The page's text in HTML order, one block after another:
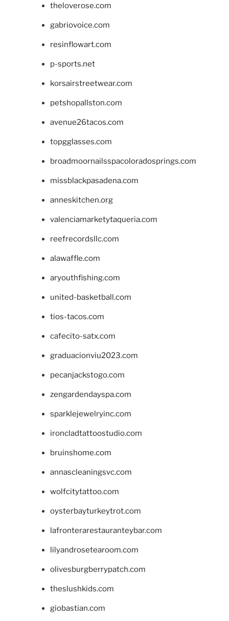
theloverose.com
gabriovoice.com
resinflowart.com
p-sports.net
korsairstreetwear.com
petshopallston.com
avenue26tacos.com
topgglasses.com
broadmoornailsspacoloradosprings.com
missblackpasadena.com
anneskitchen.org
valenciamarketytaqueria.com
reefrecordsllc.com
alawaffle.com
aryouthfishing.com
united-basketball.com
tios-tacos.com
cafecito-satx.com
graduacionviu2023.com
pecanjackstogo.com
zengardendayspa.com
sparklejewelryinc.com
ironcladtattoostudio.com
bruinshome.com
annascleaningsvc.com
wolfcitytattoo.com
oysterbayturkeytrot.com
lafronterarestauranteybar.com
lilyandrosetearoom.com
olivesburgberrypatch.com
theslushkids.com
giobastian.com